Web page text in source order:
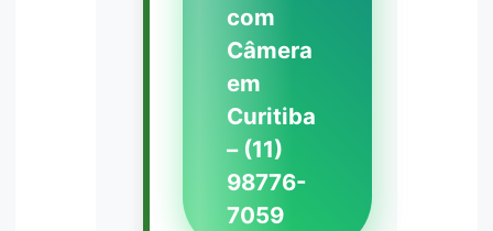
com
Câmera
em
Curitiba
– (11)
98776-
7059